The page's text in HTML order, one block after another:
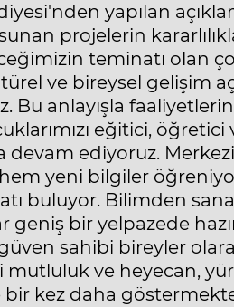
yapılan
projelerin
teminatı olan
ve bireysel gelişim
Bu anlayışla
eğitici,
ediyoruz.
yeni bilgiler
buluyor. Bilimden
bir yelpazede
sahibi bireyler
mutluluk ve heyecan,
kez daha